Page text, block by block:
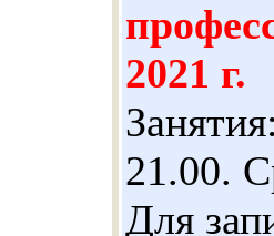
2021 г.
21.00.
Для